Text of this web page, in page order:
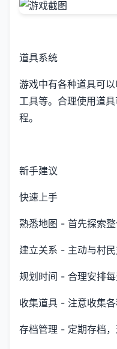
道具系统
游戏中有各种道具可以
工具等。合理使用道
程。
新手建议
快速上手
熟悉地图 - 首先探索
建立关系 - 主动与村
规划时间 - 合理安排
收集道具 - 注意收集
存档管理 - 定期存档